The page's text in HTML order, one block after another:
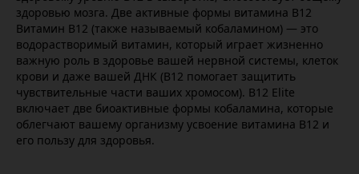
здоровью мозга. Две активные формы витамина B12
Витамин B12 (также называемый кобаламином) — это
водорастворимый витамин, который играет жизненно
важную роль в здоровье вашей нервной системы, клеток
крови и даже вашей ДНК (B12 помогает защитить
чувствительные части ваших хромосом). B12 Elite
включает две биоактивные формы кобаламина, которые
облегчают вашему организму усвоение витамина B12 и
его пользу для здоровья.